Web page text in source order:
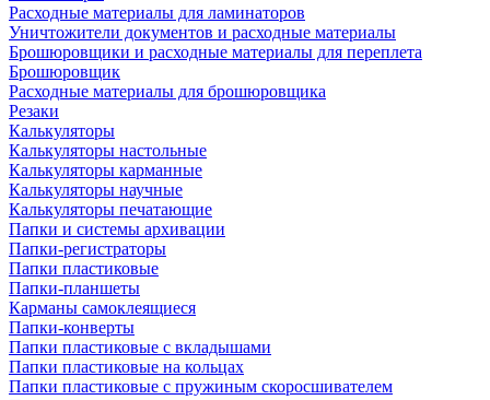
Расходные материалы для ламинаторов
Уничтожители документов и расходные материалы
Брошюровщики и расходные материалы для переплета
Брошюровщик
Расходные материалы для брошюровщика
Резаки
Калькуляторы
Калькуляторы настольные
Калькуляторы карманные
Калькуляторы научные
Калькуляторы печатающие
Папки и системы архивации
Папки-регистраторы
Папки пластиковые
Папки-планшеты
Карманы самоклеящиеся
Папки-конверты
Папки пластиковые с вкладышами
Папки пластиковые на кольцах
Папки пластиковые с пружиным скоросшивателем